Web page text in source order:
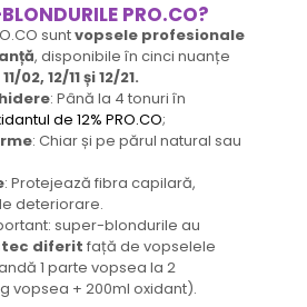
PRO.CO?
suntvopsele profesionale
, disponibile în cinci nuanțe
02, 12/11 și 12/21.
: Până la 4 tonuri în
de 12% PRO.CO;
: Chiar și pe părul natural sau
: Protejează fibra capilară,
deteriorare.
super-blondurile au
diferit față de vopselele
1 parte vopsea la 2
vopsea + 200ml oxidant).